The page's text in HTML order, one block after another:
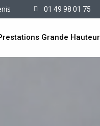
01 49 98 01 75
Grande Hauteur